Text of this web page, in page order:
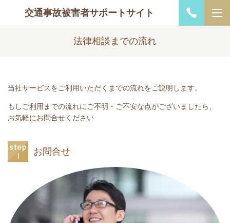
交通事故被害者サポートサイト
法律相談までの流れ
当社サービスをご利用いただくまでの流れをご説明します。
もしご利用までの流れにご不明・ご不安な点がございましたら、
お気軽にお問合せください
お問合せ